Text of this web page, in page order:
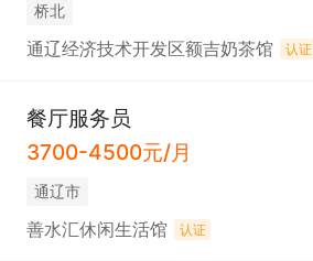
桥北
通辽经济技术开发区额吉奶茶馆 认证
餐厅服务员
3700-4500元/月
通辽市
善水汇休闲生活馆 认证